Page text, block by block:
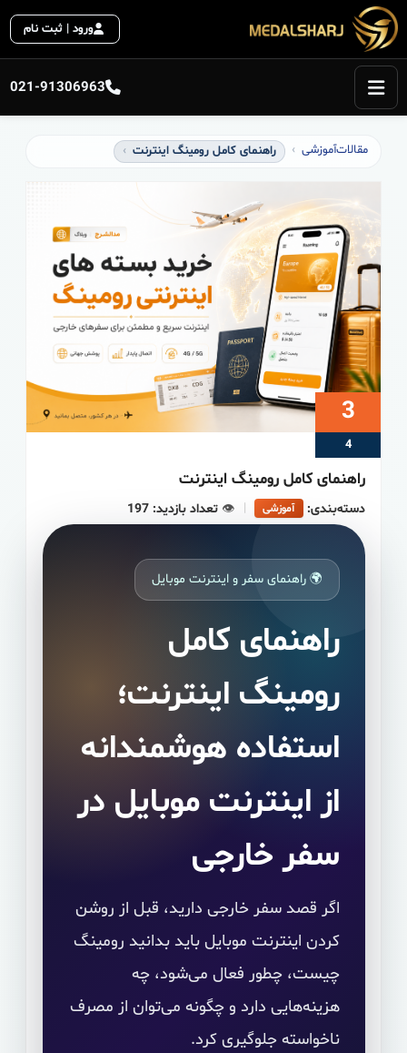
ورود | ثبت نام
021-91306963
مقالاتآموزشی راهنمای کامل رومینگ اینترنت
3
4
راهنمای کامل رومینگ اینترنت
دسته‌بندی: آموزشی 👁️ تعداد بازدید: 197
🌍 راهنمای سفر و اینترنت موبایل
راهنمای کامل
رومینگ اینترنت؛
استفاده هوشمندانه
از اینترنت موبایل در
سفر خارجی
اگر قصد سفر خارجی دارید، قبل از روشن
کردن اینترنت موبایل باید بدانید رومینگ
چیست، چطور فعال می‌شود، چه
هزینه‌هایی دارد و چگونه می‌توان از مصرف
ناخواسته جلوگیری کرد.